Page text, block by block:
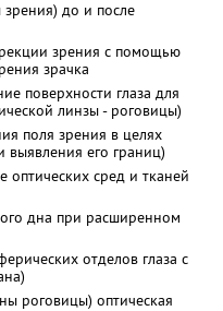
до и после
зрения с помощью
зрачка
поверхности глаза для
линзы - роговицы)
поля зрения в целях
его границ)
оптических сред и тканей
дна при расширенном
отделов глаза с
роговицы) оптическая